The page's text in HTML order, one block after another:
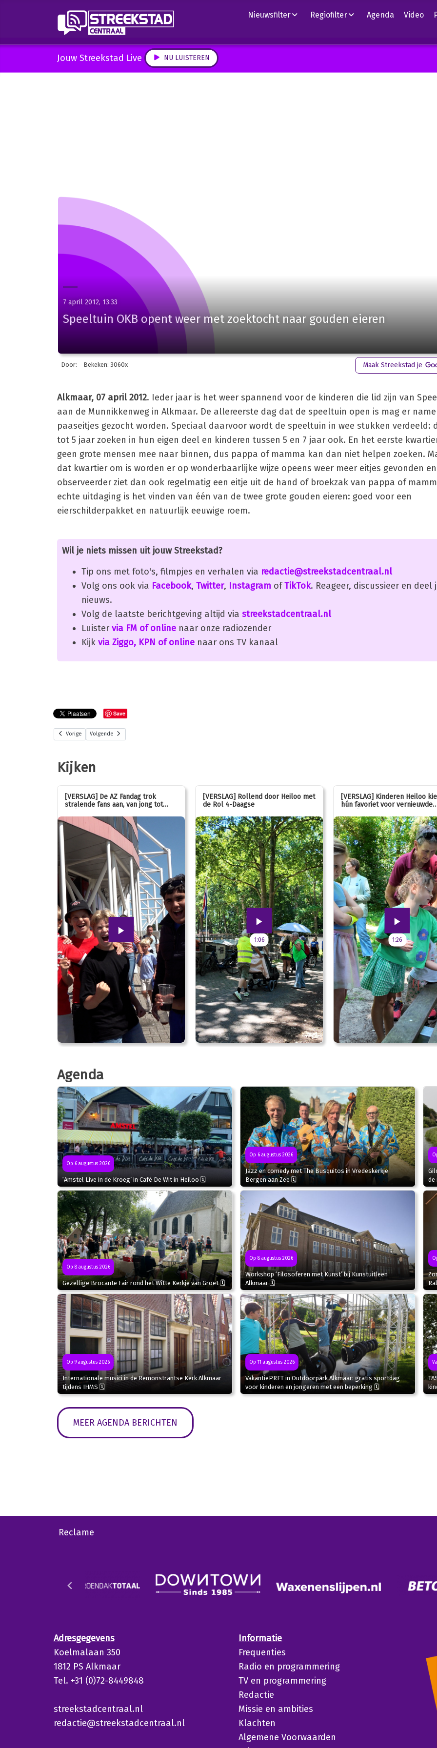
Nieuwsfilter Regiofilter Agenda Video
Jouw Streekstad Live NU LUISTEREN
7 april 2012, 13:33
Speeltuin OKB opent weer met zoektocht naar gouden eieren
Door: Bekeken: 3060x Maak Streekstad je
Alkmaar, 07 april 2012. Ieder jaar is het weer spannend voor de kinderen die lid zijn van
aan de Munnikkenweg in Alkmaar. De allereerste dag dat de speeltuin open is mag er
paaseitjes gezocht worden. Speciaal daarvoor wordt de speeltuin in wee stukken verdeeld:
tot 5 jaar zoeken in hun eigen deel en kinderen tussen 5 en 7 jaar ook. En het eerste
geen grote mensen mee naar binnen, dus pappa of mamma kan dan niet helpen zoeken.
dat kwartier om is worden er op wonderbaarlijke wijze opeens weer meer eitjes gevonden
observeerder ziet dan ook regelmatig een eitje uit de hand of broekzak van pappa of
echte uitdaging is het vinden van één van de twee grote gouden eieren: goed voor een
eierschilderpakket en natuurlijk eeuwige roem.
Wil je niets missen uit jouw Streekstad?
Tip ons met foto's, filmpjes en verhalen via redactie@streekstadcentraal.nl
Volg ons ook via Facebook, Twitter, Instagram ofTikTok. Reageer, discussieer en deel
nieuws.
Volg de laatste berichtgeving altijd via streekstadcentraal.nl
Luister via FM of online naar onze radiozender
Kijk via Ziggo, KPN of online naar ons TV kanaal
Save
Vorige Volgende
Kijken
[VERSLAG] De AZ Fandag trok
stralende fans aan, van jong tot
[VERSLAG] Rollend door Heiloo met
de Rol 4-Daagse
1:06
[VERSLAG] Kinderen Heiloo
hún favoriet voor vernieuwde
1:26
Agenda
Op 6 augustus 2026
‘Amstel Live in de Kroeg’ in Café De Wit in Heiloo 🗓
Op 6 augustus 2026
Jazz en comedy met The Busquitos in Vredeskerkje
Bergen aan Zee 🗓
de
Op 8 augustus 2026
Gezellige Brocante Fair rond het Witte Kerkje van Groet 🗓
Op 8 augustus 2026
Workshop ‘Filosoferen met Kunst’ bij Kunstuitleen
Alkmaar 🗓
Op 9 augustus 2026
Internationale musici in de Remonstrantse Kerk Alkmaar
tijdens IHMS 🗓
Op 11 augustus 2026
VakantiePRET in Outdoorpark Alkmaar: gratis sportdag
voor kinderen en jongeren met een beperking 🗓
MEER AGENDA BERICHTEN
Reclame
Adresgegevens
Koelmalaan 350
1812 PS Alkmaar
Tel. +31 (0)72-8449848
streekstadcentraal.nl
redactie@streekstadcentraal.nl
Informatie
Frequenties
Radio en programmering
TV en programmering
Redactie
Missie en ambities
Klachten
Algemene Voorwaarden